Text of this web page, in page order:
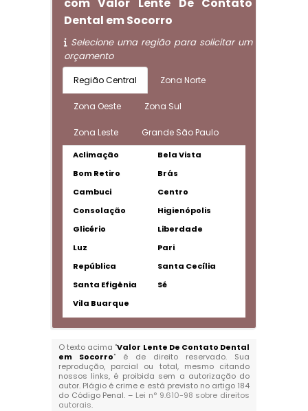
Dental em Socorro
Selecione uma região para solicitar um
orçamento
Região Central Zona Norte
Zona Oeste Zona Sul
Zona Leste Grande São Paulo
Aclimação
Bela Vista
Bom Retiro
Brás
Cambuci
Centro
Consolação
Higienópolis
Glicério
Liberdade
Luz
Pari
República
Santa Cecília
Santa Efigênia
Sé
Vila Buarque
O texto acima "Valor Lente De Contato Dental
em Socorro" é de direito reservado. Sua
reprodução, parcial ou total, mesmo citando
nossos links, é proibida sem a autorização do
autor. Plágio é crime e está previsto no artigo 184
do Código Penal. – Lei n° 9.610-98 sobre direitos
autorais.